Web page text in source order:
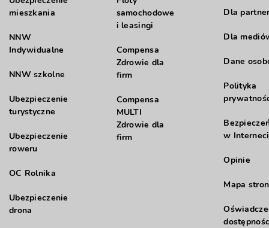
mieszkania
NNW
Indywidualne
NNW szkolne
Ubezpieczenie
turystyczne
Ubezpieczenie
roweru
OC Rolnika
Ubezpieczenie
drona
samochodowe
i leasingi
Compensa
Zdrowie dla
firm
Compensa
MULTI
Zdrowie dla
firm
Dla
Dla
Dane
Polityka
w
Opinie
Mapa